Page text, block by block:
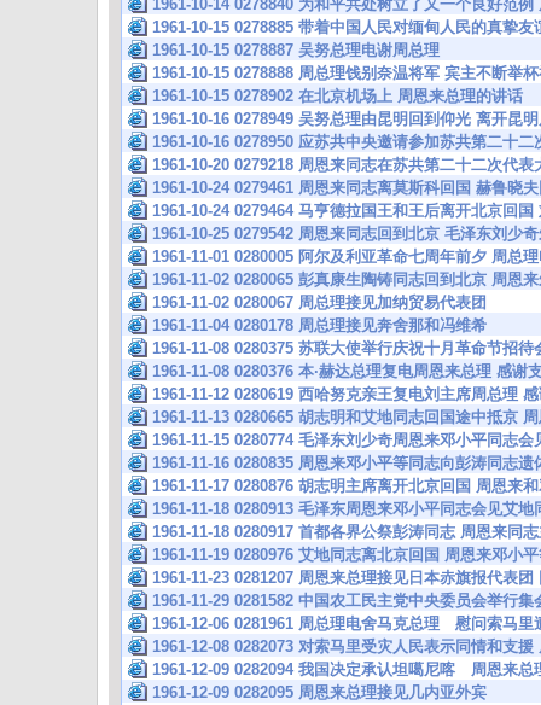
1961-10-14 0278840 为和平共处树立了又一个良好范
1961-10-15 0278885 带着中国人民对缅甸人民的真挚
1961-10-15 0278887 吴努总理电谢周总理
1961-10-15 0278888 周总理饯别奈温将军 宾主不断举
1961-10-15 0278902 在北京机场上 周恩来总理的讲话
1961-10-16 0278949 吴努总理由昆明回到仰光 离开昆
1961-10-16 0278950 应苏共中央邀请参加苏共第二十
1961-10-20 0279218 周恩来同志在苏共第二十二次代
1961-10-24 0279461 周恩来同志离莫斯科回国 赫鲁晓
1961-10-24 0279464 马亨德拉国王和王后离开北京回
1961-10-25 0279542 周恩来同志回到北京 毛泽东刘少
1961-11-01 0280005 阿尔及利亚革命七周年前夕 周总
1961-11-02 0280065 彭真康生陶铸同志回到北京 周恩
1961-11-02 0280067 周总理接见加纳贸易代表团
1961-11-04 0280178 周总理接见奔舍那和冯维希
1961-11-08 0280375 苏联大使举行庆祝十月革命节招
1961-11-08 0280376 本·赫达总理复电周恩来总理 感谢
1961-11-12 0280619 西哈努克亲王复电刘主席周总理
1961-11-13 0280665 胡志明和艾地同志回国途中抵京
1961-11-15 0280774 毛泽东刘少奇周恩来邓小平同志会
1961-11-16 0280835 周恩来邓小平等同志向彭涛同志遗
1961-11-17 0280876 胡志明主席离开北京回国 周恩来
1961-11-18 0280913 毛泽东周恩来邓小平同志会见艾地
1961-11-18 0280917 首都各界公祭彭涛同志 周恩来同
1961-11-19 0280976 艾地同志离北京回国 周恩来邓小
1961-11-23 0281207 周恩来总理接见日本赤旗报代表
1961-11-29 0281582 中国农工民主党中央委员会举行
1961-12-06 0281961 周总理电舍马克总理 慰问索马里
1961-12-08 0282073 对索马里受灾人民表示同情和支
1961-12-09 0282094 我国决定承认坦噶尼喀 周恩来总
1961-12-09 0282095 周恩来总理接见几内亚外宾